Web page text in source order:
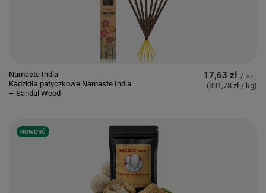
Namaste India
Kadzidła patyczkowe Namaste India
– Sandal Wood
17,63 zł / szt.
(391,78 zł / kg)
NOWOŚĆ